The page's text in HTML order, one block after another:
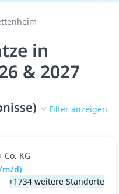
in
& 2027
Filter anzeigen
KG
m/d)
+1734 weitere Standorte